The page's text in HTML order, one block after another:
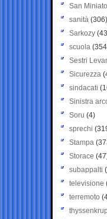
San Miniato
sanità (306)
Sarkozy
scuola
Sestri
Sicurezza
sindacati
Sinistra
Soru (4)
sprechi
Stampa
Storace
subappalti
televisione
terremoto